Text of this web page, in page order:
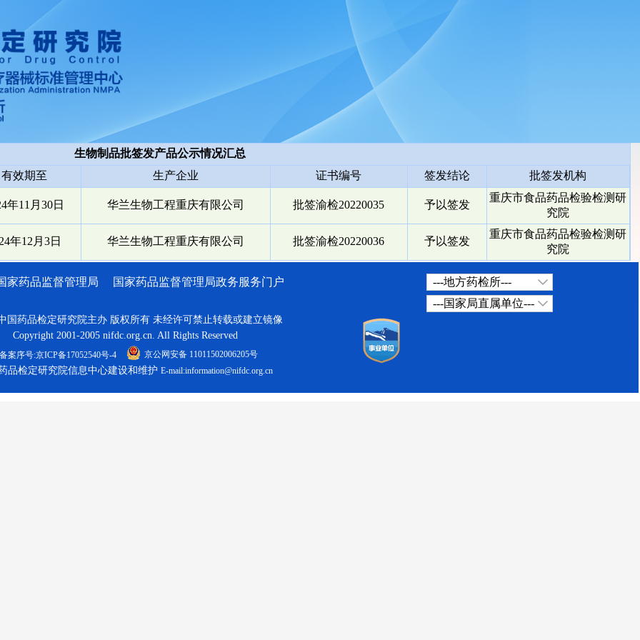
生物制品批签发产品公示情况汇总
有效期至
生产企业 证书编号 签发结论 批签发机构
年11月30日 华兰生物工程重庆有限公司 批签渝检20220035 予以签发
重庆市食品药品检验检测研
究院
年12月3日 华兰生物工程重庆有限公司 批签渝检20220036 予以签发
重庆市食品药品检验检测研
究院
家药品监督管理局 国家药品监督管理局政务服务门户
---地方药检所---
---国家局直属单位---
国药品检定研究院主办 版权所有 未经许可禁止转载或建立镜像
Copyright 2001-2005 nifdc.org.cn. All Rights Reserved
备案序号:京ICP备17052540号-4 京公网安备 11011502006205号
品检定研究院信息中心建设和维护 E-mail:information@nifdc.org.cn